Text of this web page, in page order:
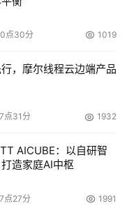
依托于底层硬件的创新
始，三星便于上游供
说，初期三星更加注
尊版移动平台（for
不仅让这款芯片的
点30分 1019
，摩尔线程云边端产品
点31分 1932
AICUBE：以自研智
造家庭AI中枢
点27分 1991